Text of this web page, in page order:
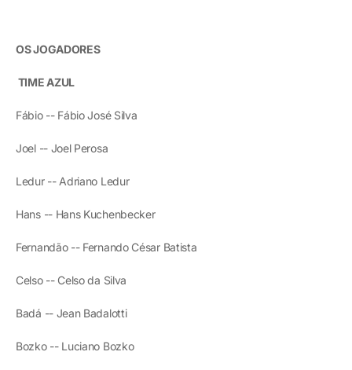
OS JOGADORES
TIME AZUL
Fábio -- Fábio José Silva
Joel -- Joel Perosa
Ledur -- Adriano Ledur
Hans -- Hans Kuchenbecker
Fernandão -- Fernando César Batista
Celso -- Celso da Silva
Badá -- Jean Badalotti
Bozko -- Luciano Bozko